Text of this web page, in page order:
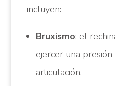
incluyen:
Bruxismo: el
ejercer una
articulación.